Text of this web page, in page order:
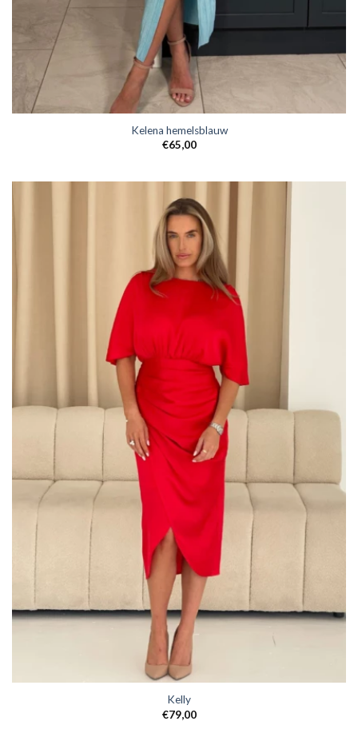
Kelena hemelsblauw
€65,00
Kelly
€79,00